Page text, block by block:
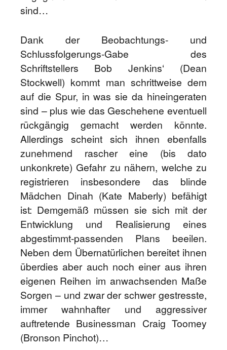
sind…
Dank der Beobachtungs- und
Schlussfolgerungs-Gabe des
Schriftstellers Bob Jenkins‘ (Dean
Stockwell) kommt man schrittweise dem
auf die Spur, in was sie da hineingeraten
sind – plus wie das Geschehene eventuell
rückgängig gemacht werden könnte.
Allerdings scheint sich ihnen ebenfalls
zunehmend rascher eine (bis dato
unkonkrete) Gefahr zu nähern, welche zu
registrieren insbesondere das blinde
Mädchen Dinah (Kate Maberly) befähigt
ist: Demgemäß müssen sie sich mit der
Entwicklung und Realisierung eines
abgestimmt-passenden Plans beeilen.
Neben dem Übernatürlichen bereitet ihnen
überdies aber auch noch einer aus ihren
eigenen Reihen im anwachsenden Maße
Sorgen – und zwar der schwer gestresste,
immer wahnhafter und aggressiver
auftretende Businessman Craig Toomey
(Bronson Pinchot)…